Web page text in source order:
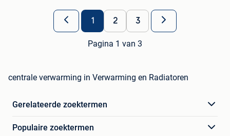
1 2 3
Pagina 1 van 3
centrale verwarming in Verwarming en Radiatoren
Gerelateerde zoektermen
Populaire zoektermen